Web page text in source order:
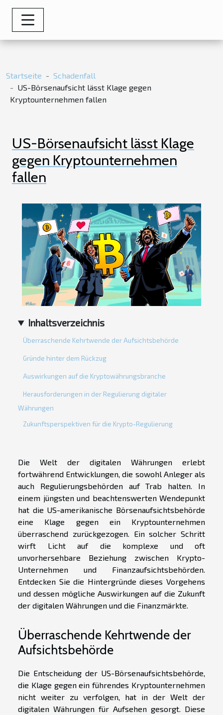
Startseite
Schadenfall
US-Börsenaufsicht lässt Klage gegen
Kryptounternehmen fallen
US-Börsenaufsicht lässt Klage
gegen Kryptounternehmen
fallen
Inhaltsverzeichnis
Überraschende Kehrtwende der Aufsichtsbehörde
Gründe hinter dem Rückzug
Auswirkungen auf die Kryptowährungsbranche
Herausforderungen in der Regulierung digitaler
Währungen
Zukunftsperspektiven für die Krypto-Regulierung
Die Welt der digitalen Währungen erlebt
fortwährend Entwicklungen, die sowohl Anleger als
auch Regulierungsbehörden auf Trab halten. In
einem jüngsten und beachtenswerten Wendepunkt
hat die US-amerikanische Börsenaufsichtsbehörde
eine Klage gegen ein Kryptounternehmen
überraschend zurückgezogen. Ein solcher Schritt
wirft Licht auf die komplexe und oft
unvorhersehbare Beziehung zwischen Krypto-
Unternehmen und Finanzaufsichtsbehörden.
Entdecken Sie die Hintergründe dieses Vorgehens
und dessen mögliche Auswirkungen auf die Zukunft
der digitalen Währungen und die Finanzmärkte.
Überraschende Kehrtwende der
Aufsichtsbehörde
Die Entscheidung der US-Börsenaufsichtsbehörde,
die Klage gegen ein führendes Kryptounternehmen
nicht weiter zu verfolgen, hat in der Welt der
digitalen Währungen für Aufsehen gesorgt. Diese